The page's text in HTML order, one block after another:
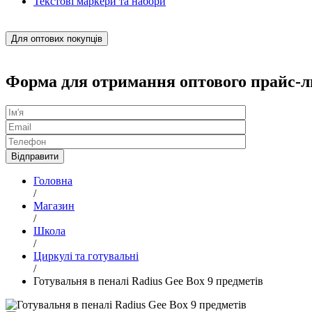
Для оптових покупців
Форма для отримання оптового прайс-
Головна
/
Магазин
/
Школа
/
Циркулі та готувальні
/
Готувальня в пеналі Radius Gee Box 9 предметів